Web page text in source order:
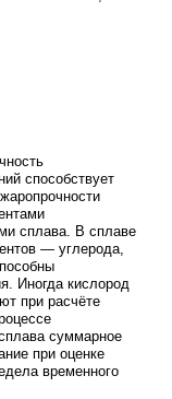
способствует
сплава. В сплаве
— углерода,
Иногда кислород
при расчёте
суммарное
при оценке
временного